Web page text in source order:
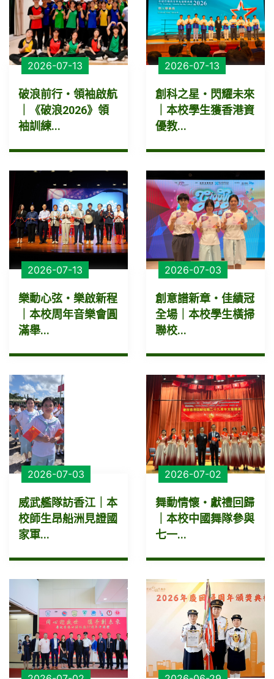
2026-07-13
破浪前行・領袖啟航
｜《破浪2026》領
袖訓練...
2026-07-13
創科之星・閃耀未來
｜本校學生獲香港資
優教...
2026-07-13
樂動心弦・樂啟新程
｜本校周年音樂會圓
滿舉...
2026-07-03
創意譜新章・佳績冠
全場｜本校學生橫掃
聯校...
2026-07-03
威武艦隊訪香江｜本
校師生昂船洲見證國
家軍...
2026-07-02
舞動情懷・獻禮回歸
｜本校中國舞隊參與
七一...